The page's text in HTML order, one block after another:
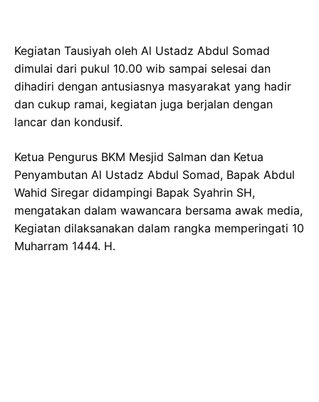
Kegiatan Tausiyah oleh Al Ustadz Abdul Somad
dimulai dari pukul 10.00 wib sampai selesai dan
dihadiri dengan antusiasnya masyarakat yang hadir
dan cukup ramai, kegiatan juga berjalan dengan
lancar dan kondusif.
Ketua Pengurus BKM Mesjid Salman dan Ketua
Penyambutan Al Ustadz Abdul Somad, Bapak Abdul
Wahid Siregar didampingi Bapak Syahrin SH,
mengatakan dalam wawancara bersama awak media,
Kegiatan dilaksanakan dalam rangka memperingati 10
Muharram 1444. H.